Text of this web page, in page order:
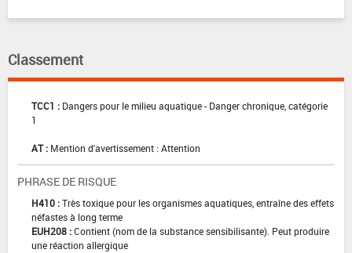
Classement
TCC1 : Dangers pour le milieu aquatique - Danger chronique, catégorie
1
AT : Mention d'avertissement : Attention
PHRASE DE RISQUE
H410 :Très toxique pour les organismes aquatiques, entraîne des effets
néfastes à long terme
EUH208 :Contient (nom de la substance sensibilisante). Peut produire
une réaction allergique